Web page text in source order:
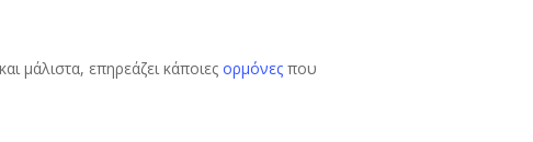
και μάλιστα, επηρεάζει κάποιες ορμόνες που